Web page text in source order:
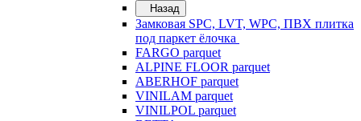
Назад
Замковая SPC, LVT, WPC, ПВХ плитка
под паркет ёлочка
FARGO parquet
ALPINE FLOOR parquet
ABERHOF parquet
VINILAM parquet
VINILPOL parquet